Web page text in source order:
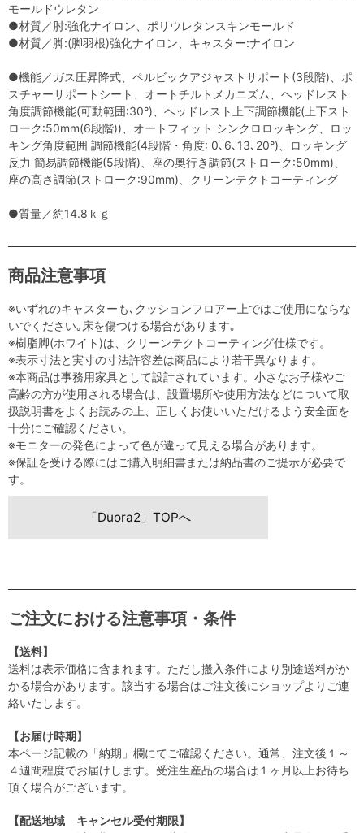
モールドウレタン
●材質／肘:強化ナイロン、ポリウレタンスキンモールド
●材質／脚:(脚羽根)強化ナイロン、キャスター:ナイロン
●機能／ガス圧昇降式、ペルビックアジャストサポート(3段階)、ポ
スチャーサポートシート、オートチルトメカニズム、ヘッドレスト
角度調節機能(可動範囲:30°)、ヘッドレスト上下調節機能(上下スト
ローク:50mm(6段階))、オートフィット シンクロロッキング、ロッ
キング角度範囲 調節機能(4段階・角度: 0､6､13､20°)、ロッキング
反力 簡易調節機能(5段階)、座の奥行き調節(ストローク:50mm)、
座の高さ調節(ストローク:90mm)、クリーンテクトコーティング
●質量／約14.8ｋｇ
商品注意事項
※いずれのキャスターも､クッションフロアー上ではご使用にならな
いでください｡床を傷つける場合があります｡
※樹脂脚(ホワイト)は、クリーンテクトコーティング仕様です。
※表示寸法と実寸の寸法許容差は商品により若干異なります。
※本商品は事務用家具として設計されています。小さなお子様やご
高齢の方が使用される場合は、設置場所や使用方法などについて取
扱説明書をよくお読みの上、正しくお使いいただけるよう安全面を
十分にご確認ください。
※モニターの発色によって色が違って見える場合があります。
※保証を受ける際にはご購入明細書または納品書のご提示が必要で
す。
「Duora2」TOPへ
ご注文における注意事項・条件
【送料】
送料は表示価格に含まれます。ただし搬入条件により別途送料がか
かる場合があります。該当する場合はご注文後にショップよりご連
絡いたします。
【お届け時期】
本ページ記載の「納期」欄にてご確認ください。通常、注文後１～
４週間程度でお届けします。受注生産品の場合は１ヶ月以上お待ち
頂く場合がございます。
【配送地域 キャンセル受付期限】